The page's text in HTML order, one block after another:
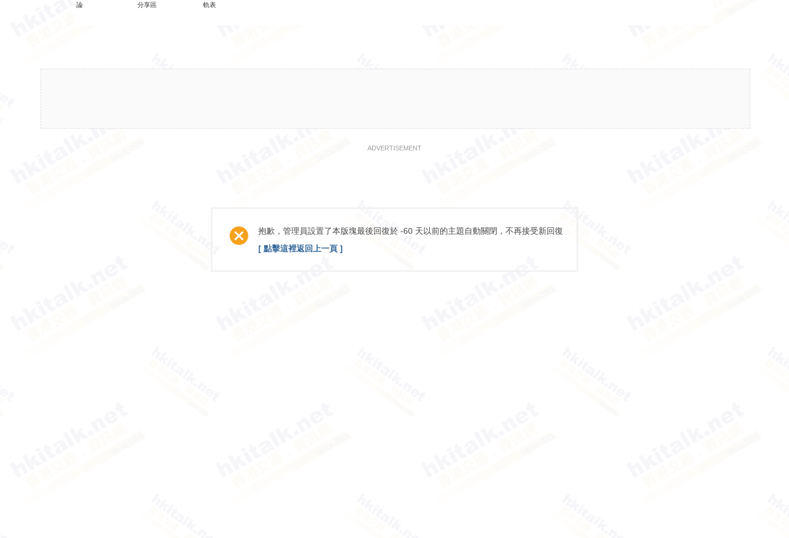
論
分享區
軌表
ADVERTISEMENT
抱歉，管理員設置了本版塊最後回復於 -60 天以前的主題自動關閉，不再接受新回復
[ 點擊這裡返回上一頁 ]